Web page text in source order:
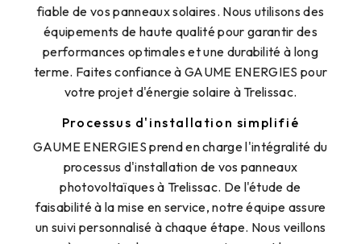
fiable de vos panneaux solaires. Nous utilisons des
équipements de haute qualité pour garantir des
performances optimales et une durabilité à long
terme. Faites confiance à GAUME ENERGIES pour
votre projet d'énergie solaire à Trelissac.
Processus d'installation simplifié
GAUME ENERGIES prend en charge l'intégralité du
processus d'installation de vos panneaux
photovoltaïques à Trelissac. De l'étude de
faisabilité à la mise en service, notre équipe assure
un suivi personnalisé à chaque étape. Nous veillons